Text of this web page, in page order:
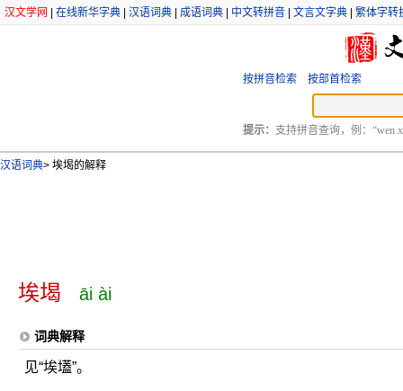
汉文学网 在线新华字典 汉语词典 成语词典 中文转拼音 文言文字典 繁体字转
按拼音检索 按部首检索
提示： 支持拼音查询，例：“wen
汉语词典> 埃堨的解释
埃堨 āi ài
词典解释
见“埃壒”。